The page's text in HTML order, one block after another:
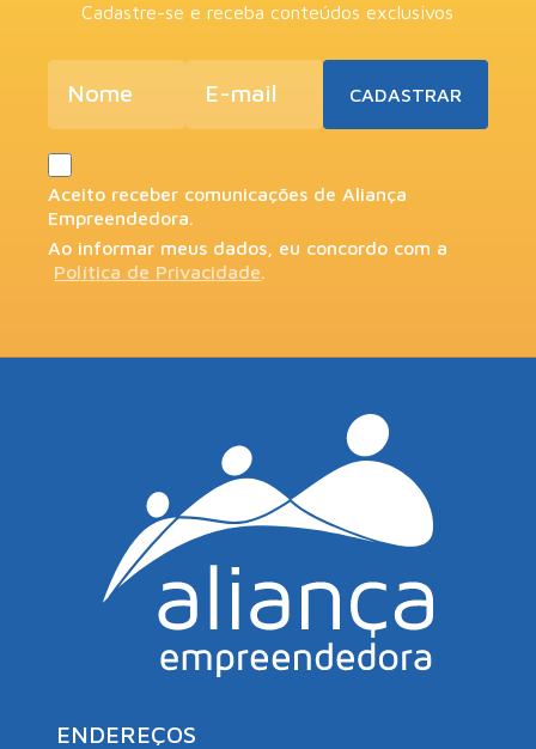
Cadastre-se e receba conteúdos exclusivos
Aceito receber comunicações de Aliança
Empreendedora.
Ao informar meus dados, eu concordo com a
Política de Privacidade.
ENDEREÇOS